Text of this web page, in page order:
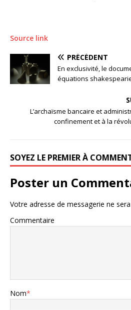
Source link
PRÉCÉDENT
En exclusivité, le
équations
L’archaïsme bancaire et
confinement et à la
SOYEZ LE PREMIER À
Poster un
Votre adresse de messagerie ne
Commentaire
Nom*